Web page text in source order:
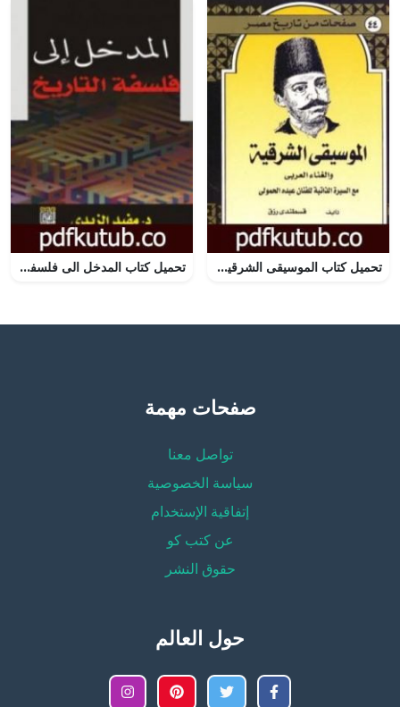
تحميل كتاب الموسيقى الشرقية والغناء العربي – مع السيرة الذاتية للفنان عبده الحمولي PDF تأليف قسطندي رزق مجانا [كامل] تحميل كتاب المدخل الى فلسفة التاريخ PDF تأليف مفيد الزيدي مجانا [كامل]
صفحات مهمة
تواصل معنا
سياسة الخصوصية
إتفاقية الإستخدام
عن كتب كو
حقوق النشر
حول العالم